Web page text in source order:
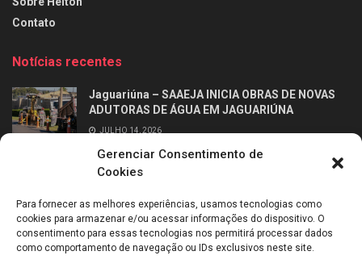
Gerenciar Consentimento de
Cookies
Para fornecer as melhores experiências, usamos tecnologias como
cookies para armazenar e/ou acessar informações do dispositivo. O
consentimento para essas tecnologias nos permitirá processar dados
como comportamento de navegação ou IDs exclusivos neste site.
Contato
Notícias recentes
Jaguariúna – SAAEJA INICIA OBRAS DE NOVAS
ADUTORAS DE ÁGUA EM JAGUARIÚNA
JULHO 14, 2026
Ribeirão Preto – Professor Alfabetizador chega
às salas de aula dos 2º anos da rede municipal
JULHO 14, 2026